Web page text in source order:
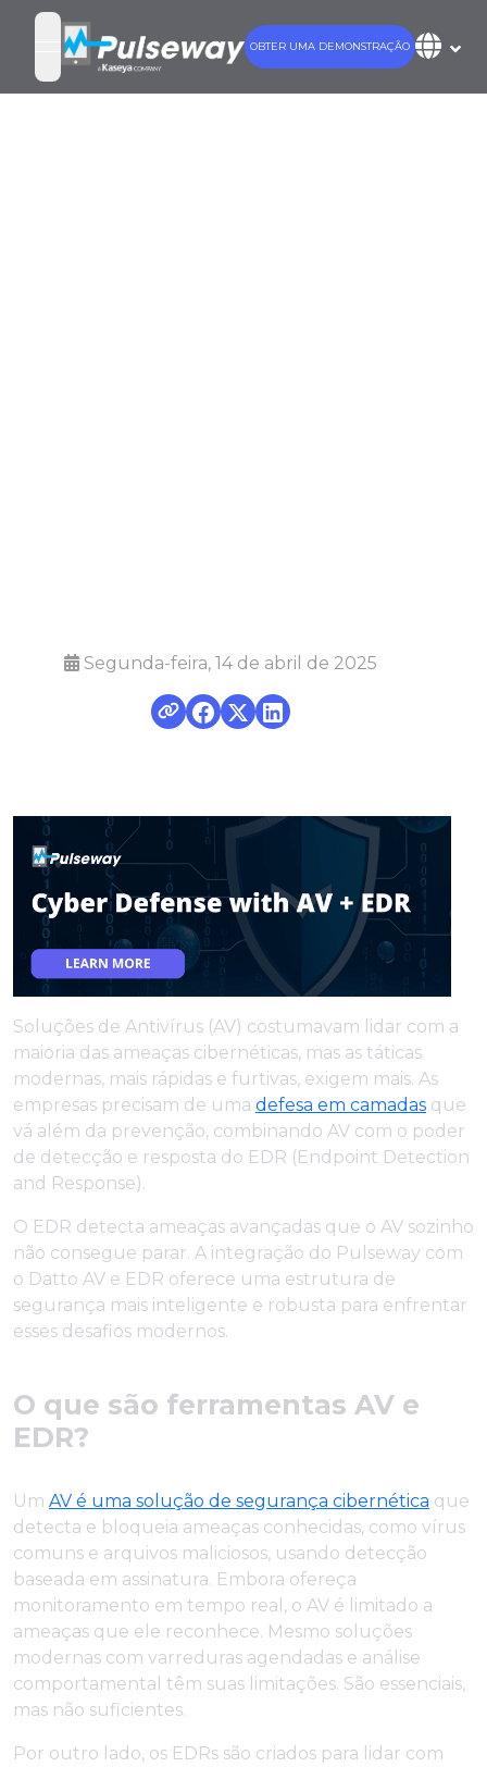
open navigation menu
OBTER UMA DEMONSTRAÇÃO
Segunda-feira, 14 de abril de 2025
Soluções de Antivírus (AV) costumavam lidar com a
maioria das ameaças cibernéticas, mas as táticas
modernas, mais rápidas e furtivas, exigem mais. As
empresas precisam de uma defesa em camadas que
vá além da prevenção, combinando AV com o poder
de detecção e resposta do EDR (Endpoint Detection
and Response).
O EDR detecta ameaças avançadas que o AV sozinho
não consegue parar. A integração do Pulseway com
o Datto AV e EDR oferece uma estrutura de
segurança mais inteligente e robusta para enfrentar
esses desafios modernos.
O que são ferramentas AV e
EDR?
Um AV é uma solução de segurança cibernética que
detecta e bloqueia ameaças conhecidas, como vírus
comuns e arquivos maliciosos, usando detecção
baseada em assinatura. Embora ofereça
monitoramento em tempo real, o AV é limitado a
ameaças que ele reconhece. Mesmo soluções
modernas com varreduras agendadas e análise
comportamental têm suas limitações. São essenciais,
mas não suficientes.
Por outro lado, os EDRs são criados para lidar com